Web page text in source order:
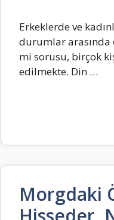
Erkeklerde ve
durumlar
mi sorusu, birçok
edilmekte. Din …
Morgdaki